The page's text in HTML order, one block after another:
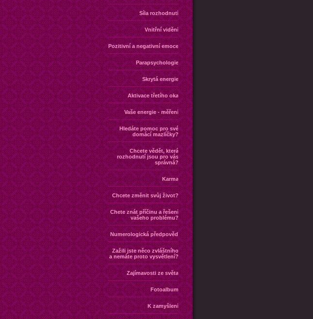
Síla rozhodnutí
Vnitřní vidění
Pozitivní a negativní emoce
Parapsychologie
Skrytá energie
Aktivace třetího oka
Vaše energie - měření
Hledáte pomoc pro své
domácí mazlíčky?
Chcete vědět, která
rozhodnutí jsou pro vás
správná?
Karma
Chcete změnit svůj život?
Chete znát příčinu a řešení
vašeho problému?
Numerologická předpověď
Zažili jste něco zvláštního
a nemáte proto vysvětlení?
Zajímavosti ze světa
Fotoalbum
K zamyšlení